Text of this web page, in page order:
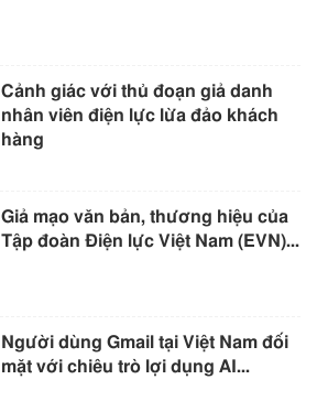
Cảnh giác với thủ đoạn giả danh
nhân viên điện lực lừa đảo khách
hàng
Giả mạo văn bản, thương hiệu của
Tập đoàn Điện lực Việt Nam (EVN)...
Người dùng Gmail tại Việt Nam đối
mặt với chiêu trò lợi dụng AI...